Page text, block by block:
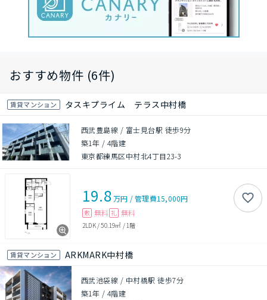
おすすめ物件 (6件)
賃貸マンション タスキプライム テラス中村橋
西武豊島線 / 富士見台駅 徒歩9分
築1年 / 4階建
東京都練馬区中村北4丁目23-3
19.8万円 /管理費15,000円
敷 無料 礼 無料
2LDK/50.19㎡ / 1階
賃貸マンション ARKMARK中村橋
西武池袋線 / 中村橋駅 徒歩7分
築1年 / 4階建